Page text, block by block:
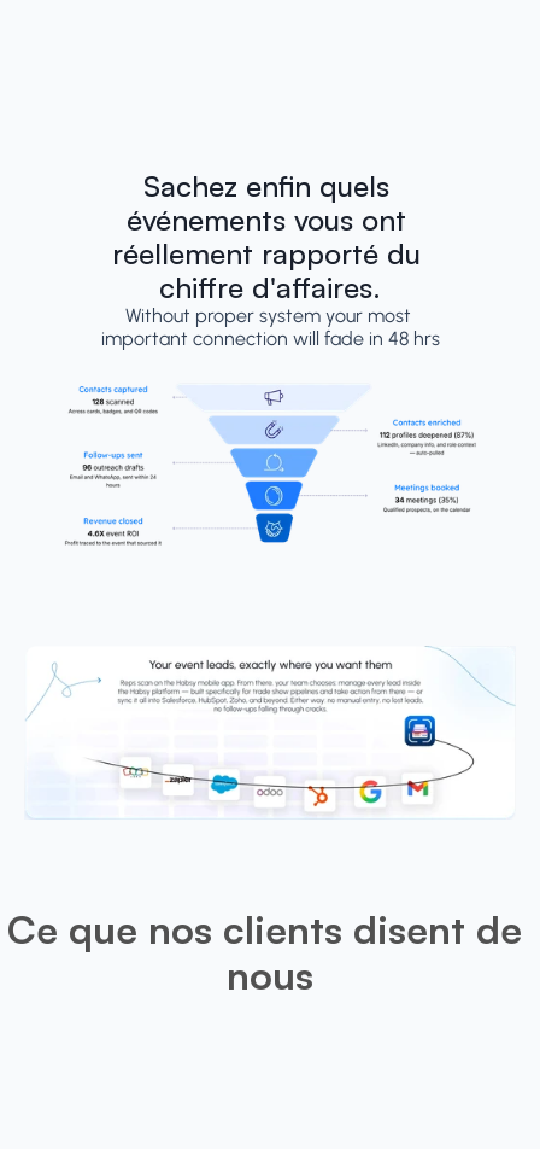
Sachez enfin quels
événements vous ont
réellement rapporté du
chiffre d'affaires.
Without proper system your most
important connection will fade in 48 hrs
Ce que nos clients disent de
nous